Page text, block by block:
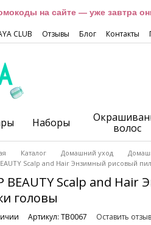
на сайте — уже завтра
CLUB Отзывы Блог Контакты
Наборы
волос
Каталог Домашний уход
Scalp and Hair Энзимный рисовый
BEAUTY Scalp and
головы
Артикул: TB0067 Оставить отзыв